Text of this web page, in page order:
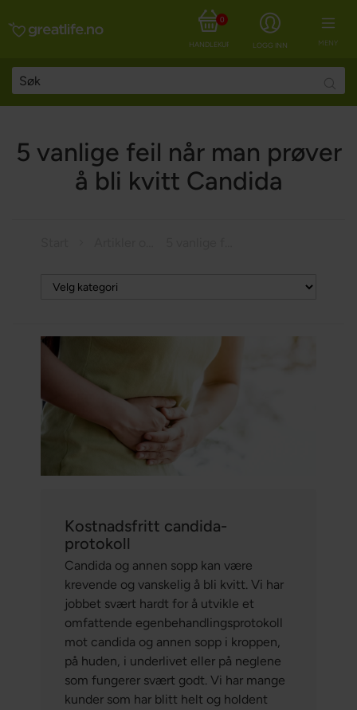
MENY
LOGG INN
HANDLEKURV
0
5 vanlige feil når man prøver
å bli kvitt Candida
Kostnadsfritt candida-
protokoll
Candida og annen sopp kan være
krevende og vanskelig å bli kvitt. Vi har
jobbet svært hardt for å utvikle et
omfattende egenbehandlingsprotokoll
mot candida og annen sopp i kroppen,
på huden, i underlivet eller på neglene
som fungerer svært godt. Vi har mange
kunder som har blitt helt og holdent